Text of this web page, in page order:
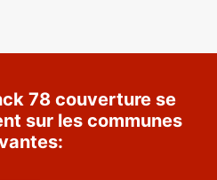
78 couverture se
sur les communes